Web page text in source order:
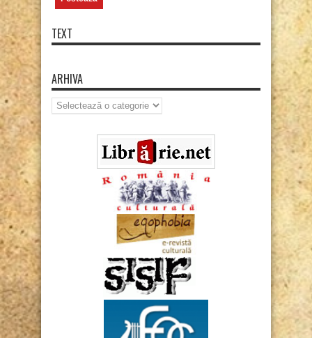
TEXT
ARHIVA
Arhiva